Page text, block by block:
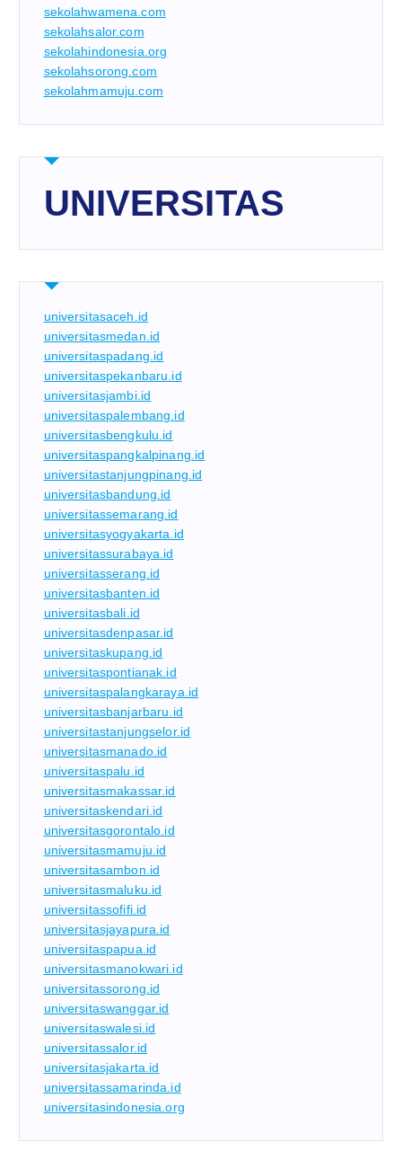
sekolahwamena.com
sekolahsalor.com
sekolahindonesia.org
sekolahsorong.com
sekolahmamuju.com
UNIVERSITAS
universitasaceh.id
universitasmedan.id
universitaspadang.id
universitaspekanbaru.id
universitasjambi.id
universitaspalembang.id
universitasbengkulu.id
universitaspangkalpinang.id
universitastanjungpinang.id
universitasbandung.id
universitassemarang.id
universitasyogyakarta.id
universitassurabaya.id
universitasserang.id
universitasbanten.id
universitasbali.id
universitasdenpasar.id
universitaskupang.id
universitaspontianak.id
universitaspalangkaraya.id
universitasbanjarbaru.id
universitastanjungselor.id
universitasmanado.id
universitaspalu.id
universitasmakassar.id
universitaskendari.id
universitasgorontalo.id
universitasmamuju.id
universitasambon.id
universitasmaluku.id
universitassofifi.id
universitasjayapura.id
universitaspapua.id
universitasmanokwari.id
universitassorong.id
universitaswanggar.id
universitaswalesi.id
universitassalor.id
universitasjakarta.id
universitassamarinda.id
universitasindonesia.org